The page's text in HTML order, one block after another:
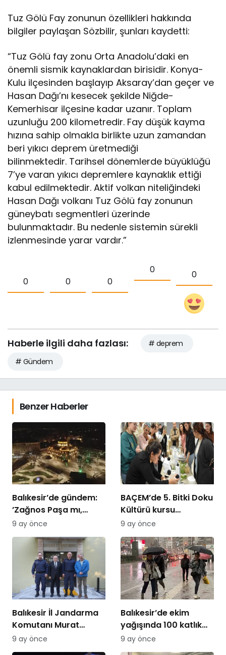
Tuz Gölü Fay zonunun özellikleri hakkında
bilgiler paylaşan Sözbilir, şunları kaydetti:
“Tuz Gölü fay zonu Orta Anadolu’daki en
önemli sismik kaynaklardan birisidir. Konya-
Kulu ilçesinden başlayıp Aksaray’dan geçer ve
Hasan Dağı’nı kesecek şekilde Niğde-
Kemerhisar ilçesine kadar uzanır. Toplam
uzunluğu 200 kilometredir. Fay düşük kayma
hızına sahip olmakla birlikte uzun zamandan
beri yıkıcı deprem üretmediği
bilinmektedir. Tarihsel dönemlerde büyüklüğü
7’ye varan yıkıcı depremlere kaynaklık ettiği
kabul edilmektedir. Aktif volkan niteliğindeki
Hasan Dağı volkanı Tuz Gölü fay zonunun
güneybatı segmentleri üzerinde
bulunmaktadır. Bu nedenle sistemin sürekli
izlenmesinde yarar vardır.”
0 0 0
0 0
Haberle ilgili daha fazlası:
# deprem
# Gündem
Benzer Haberler
Balıkesir’de gündem:
’Zağnos Paşa mı,
İsmet Paşa mı
9 ay önce
BAÇEM’de 5. Bitki Doku
Kültürü kursu
tamamlandı
9 ay önce
Balıkesir İl Jandarma
Komutanı Murat
Özer’den Edremit
Ticaret Odasına
9 ay önce
Balıkesir’de ekim
yağışında 100 katlık
artış
9 ay önce